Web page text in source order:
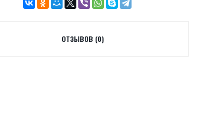
ОТЗЫВОВ (0)